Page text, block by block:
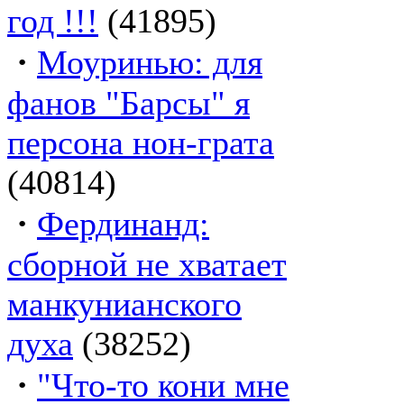
год !!! (41895)
· Моуринью: для
фанов "Барсы" я
персона нон-грата
(40814)
· Фердинанд:
сборной не хватает
манкунианского
духа (38252)
· "Что-то кони мне